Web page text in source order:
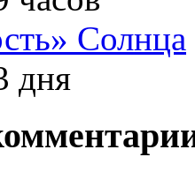
Солнца
дня